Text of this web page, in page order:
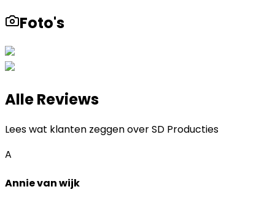
Foto's
Alle Reviews
Lees wat klanten zeggen overSD Producties
A
Annie van wijk